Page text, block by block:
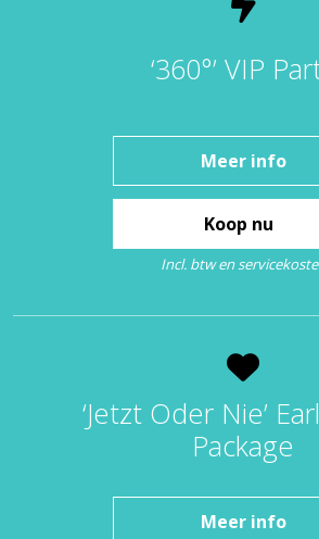
‘360°’ VIP
Meer info
Koop nu
Incl. btw en
‘Jetzt Oder Nie’
Package
Meer info